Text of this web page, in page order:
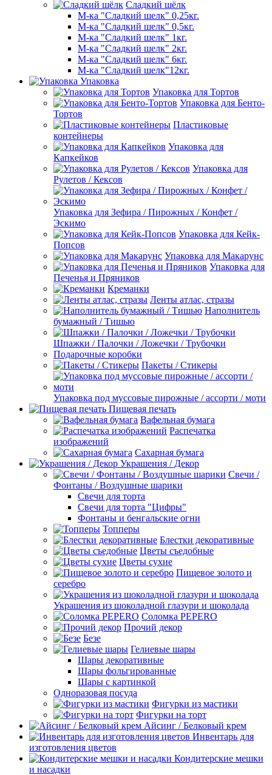
Сладкий шёлк
М-ка "Сладкий шелк" 0,25кг.
М-ка "Сладкий шелк" 0,5кг.
М-ка "Сладкий шелк" 1кг.
М-ка "Сладкий шелк" 2кг.
М-ка "Сладкий шелк" 6кг.
М-ка "Сладкий шелк"12кг.
Упаковка
Упаковка для Тортов
Упаковка для Бенто-
Тортов
Пластиковые
контейнеры
Упаковка для
Капкейков
Упаковка для
Рулетов / Кексов
Упаковка для Зефира / Пирожных / Конфет /
Эскимо
Упаковка для Кейк-
Попсов
Упаковка для Макарунс
Упаковка для
Печенья и Пряников
Креманки
Ленты атлас, стразы
Наполнитель
бумажный / Тишью
Шпажки / Палочки / Ложечки / Трубочки
Подарочные коробки
Пакеты / Стикеры
Упаковка под муссовые пирожные / ассорти / моти
Пищевая печать
Вафельная бумага
Распечатка
изображений
Сахарная бумага
Украшения / Декор
Свечи /
Фонтаны / Воздушные шарики
Свечи для торта
Свечи для торта "Цифры"
Фонтаны и бенгальские огни
Топперы
Блестки декоративные
Цветы съедобные
Цветы сухие
Пищевое золото и
серебро
Украшения из шоколадной глазури и шоколада
Соломка PEPERO
Прочий декор
Безе
Гелиевые шары
Шары декоративные
Шары фольгированные
Шары с картинкой
Одноразовая посуда
Фигурки из мастики
Фигурки на торт
Айсинг / Белковый крем
Инвентарь для
изготовления цветов
Кондитерские мешки
и насадки